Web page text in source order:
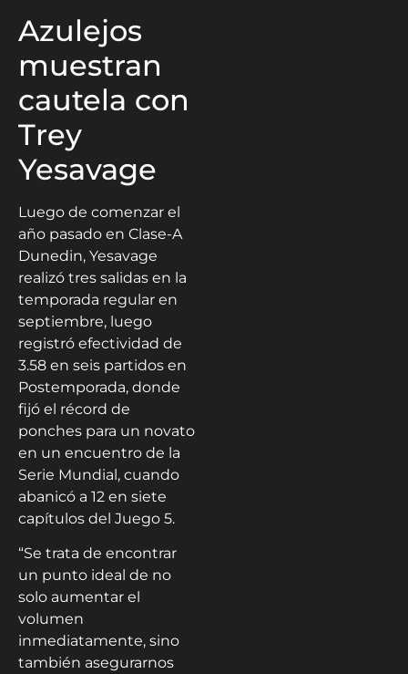
Azulejos
muestran
cautela con
Trey
Yesavage
Luego de comenzar el
año pasado en Clase-A
Dunedin, Yesavage
realizó tres salidas en la
temporada regular en
septiembre, luego
registró efectividad de
3.58 en seis partidos en
Postemporada, donde
fijó el récord de
ponches para un novato
en un encuentro de la
Serie Mundial, cuando
abanicó a 12 en siete
capítulos del Juego 5.
“Se trata de encontrar
un punto ideal de no
solo aumentar el
volumen
inmediatamente, sino
también asegurarnos